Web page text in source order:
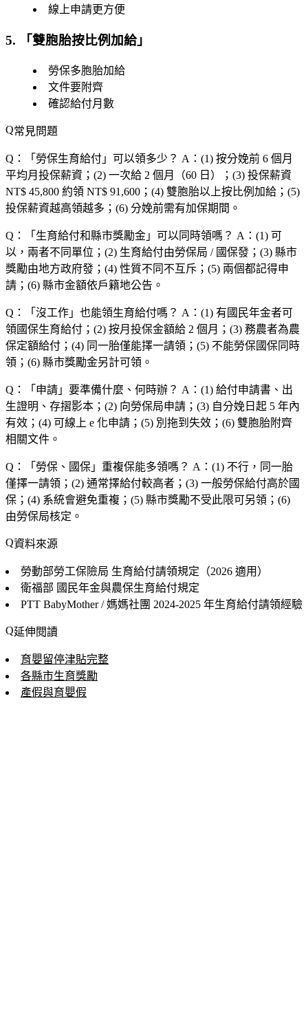
線上申請更方便
5. 「雙胞胎按比例加給」
勞保多胞胎加給
文件要附齊
確認給付月數
常見問題
Q：「 勞保生育給付 」可以領多少？ A：(1) 按分娩前 6 個月
平均月投保薪資；(2) 一次給 2 個月（60 日）；(3) 投保薪資
NT$ 45,800 約領 NT$ 91,600；(4) 雙胞胎以上按比例加給；(5)
投保薪資越高領越多；(6) 分娩前需有加保期間。
Q：「 生育給付和縣市獎勵金 」可以同時領嗎？ A：(1) 可
以，兩者不同單位；(2) 生育給付由勞保局 / 國保發；(3) 縣市
獎勵由地方政府發；(4) 性質不同不互斥；(5) 兩個都記得申
請；(6) 縣市金額依戶籍地公告。
Q：「 沒工作 」也能領生育給付嗎？ A：(1) 有國民年金者可
領國保生育給付；(2) 按月投保金額給 2 個月；(3) 務農者為農
保定額給付；(4) 同一胎僅能擇一請領；(5) 不能勞保國保同時
領；(6) 縣市獎勵金另計可領。
Q：「 申請 」要準備什麼、何時辦？ A：(1) 給付申請書、出
生證明、存摺影本；(2) 向勞保局申請；(3) 自分娩日起 5 年內
有效；(4) 可線上 e 化申請；(5) 別拖到失效；(6) 雙胞胎附齊
相關文件。
Q：「 勞保、國保 」重複保能多領嗎？ A：(1) 不行，同一胎
僅擇一請領；(2) 通常擇給付較高者；(3) 一般勞保給付高於國
保；(4) 系統會避免重複；(5) 縣市獎勵不受此限可另領；(6)
由勞保局核定。
資料來源
勞動部勞工保險局 生育給付請領規定（2026 適用）
衛福部 國民年金與農保生育給付規定
PTT BabyMother / 媽媽社團 2024-2025 年生育給付請領經驗
延伸閱讀
育嬰留停津貼完整
各縣市生育獎勵
產假與育嬰假